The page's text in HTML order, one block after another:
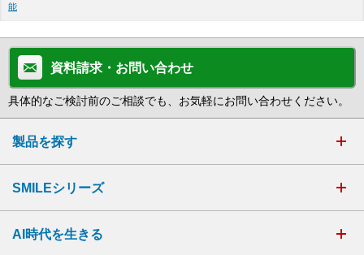
能
資料請求・お問い合わせ
具体的なご検討前のご相談でも、お気軽にお問い合わせください。
製品を探す
SMILEシリーズ
AI時代を生きる